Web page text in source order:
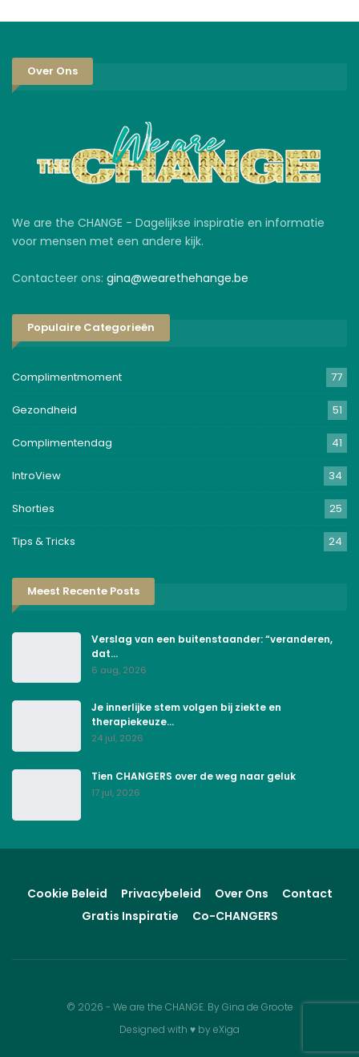
Over Ons
We are the CHANGE - Dagelijkse inspiratie en informatie
voor mensen met een andere kijk.
Contacteer ons: gina@wearethehange.be
Populaire Categorieën
Complimentmoment 77
Gezondheid 51
Complimentendag 41
IntroView 34
Shorties 25
Tips & Tricks 24
Meest Recente Posts
Verslag van een buitenstaander: “veranderen,
dat…
6 aug, 2026
Je innerlijke stem volgen bij ziekte en
therapiekeuze…
24 jul, 2026
Tien CHANGERS over de weg naar geluk
17 jul, 2026
Cookie Beleid Privacybeleid Over Ons
Contact
Gratis Inspiratie
Co-CHANGERS
© 2026 - We are the CHANGE. By Gina de Groote
Designed with ♥ by eXiga